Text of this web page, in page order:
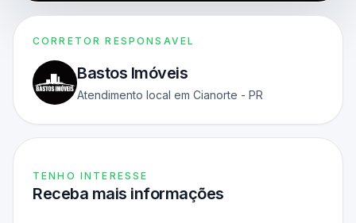
CORRETOR RESPONSAVEL
Bastos Imóveis
Atendimento local em Cianorte - PR
TENHO INTERESSE
Receba mais informações